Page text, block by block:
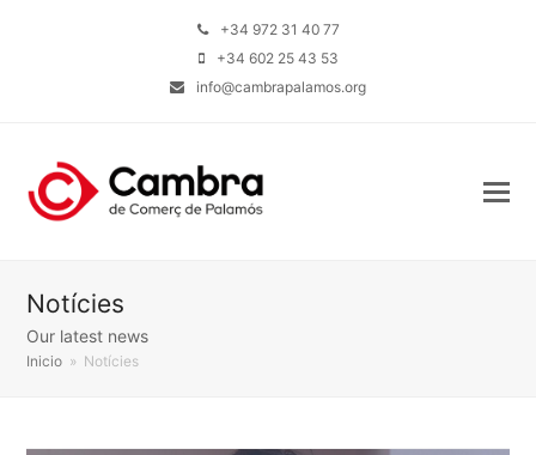
+34 972 31 40 77
+34 602 25 43 53
info@cambrapalamos.org
Notícies
Our latest news
Inicio » Notícies